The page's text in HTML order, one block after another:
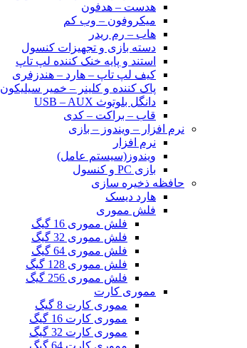
هدست – هدفون
میکروفون – وب کم
هاب – رم ریدر
دسته بازی و تجهیزات کنسول
استند و پایه خنک کننده لپ تاپ
کیف لپ تاپ – هارد – هندزفری
پاک کننده و کلینر – خمیر سیلیکون
دانگل بلوتوث USB – AUX
قاب – براکت – کدی
نرم افزار – ویندوز – بازی
نرم افزار
ویندوز(سیستم عامل)
بازی PC و کنسول
حافظه ذخیره سازی
هارد دیسک
فلش مموری
فلش مموری 16 گیگ
فلش مموری 32 گیگ
فلش مموری 64 گیگ
فلش مموری 128 گیگ
فلش مموری 256 گیگ
مموری کارت
مموری کارت 8 گیگ
مموری کارت 16 گیگ
مموری کارت 32 گیگ
مموری کارت 64 گیگ